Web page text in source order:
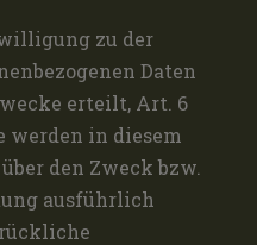
zu der
Daten
erteilt, Art. 6
werden in diesem
den Zweck bzw.
ausführlich